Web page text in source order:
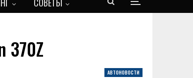
370Z
АВТОНОВОСТИ